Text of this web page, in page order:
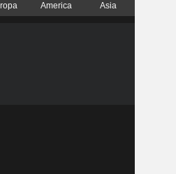
America Asia